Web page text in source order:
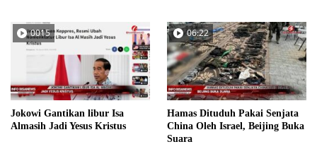
0015
Jokowi Gantikan libur Isa
Almasih Jadi Yesus Kristus
06:22
Hamas Dituduh Pakai Senjata
China Oleh Israel, Beijing Buka
Suara